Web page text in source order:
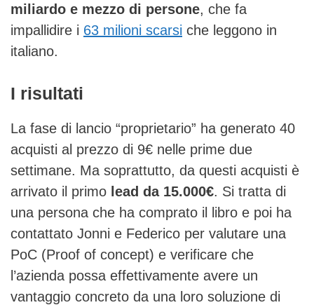
miliardo e mezzo di persone, che fa
impallidire i 63 milioni scarsi che leggono in
italiano.
I risultati
La fase di lancio “proprietario” ha generato 40
acquisti al prezzo di 9€ nelle prime due
settimane. Ma soprattutto, da questi acquisti è
arrivato il primo lead da 15.000€. Si tratta di
una persona che ha comprato il libro e poi ha
contattato Jonni e Federico per valutare una
PoC (Proof of concept) e verificare che
l’azienda possa effettivamente avere un
vantaggio concreto da una loro soluzione di